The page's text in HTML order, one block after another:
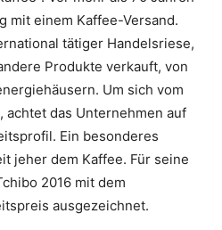
mit einem Kaffee-Versand.
tätiger Handelsriese,
Produkte verkauft, von
Um sich vom
achtet das Unternehmen auf
Ein besonderes
jeher dem Kaffee. Für seine
2016 mit dem
ausgezeichnet.